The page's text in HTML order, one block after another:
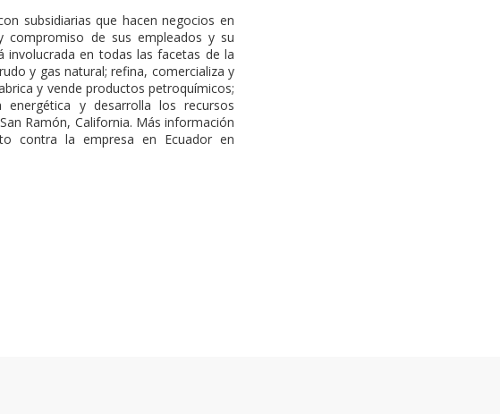
subsidiarias que hacen negocios en
de sus empleados y su
involucrada en todas las facetas de la
y gas natural; refina, comercializa y
y vende productos petroquímicos;
y desarrolla los recursos
Ramón, California. Más información
contra la empresa en Ecuador en